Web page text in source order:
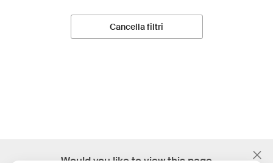
Cancella filtri